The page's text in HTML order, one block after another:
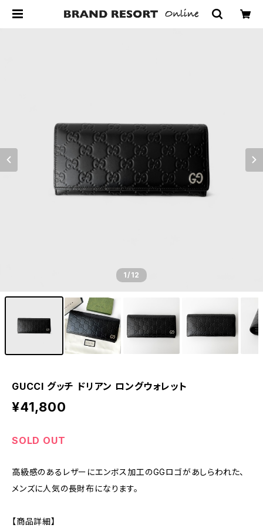
1/12
GUCCI グッチ ドリアン ロングウォレット
¥41,800
SOLD OUT
高級感のあるレザーにエンボス加工のGGロゴがあしらわれた、
メンズに人気の長財布になります。
【商品詳細】